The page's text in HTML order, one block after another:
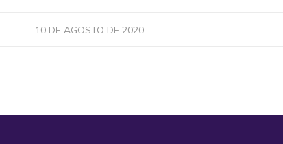
10 DE AGOSTO DE 2020